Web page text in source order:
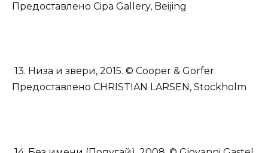
Предоставлено Cipa Gallery, Beijing
13. Низа и звери, 2015. © Cooper & Gorfer.
Предоставлено CHRISTIAN LARSEN, Stockholm